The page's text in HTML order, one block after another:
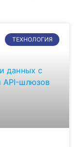
ТЕХНОЛОГИЯ